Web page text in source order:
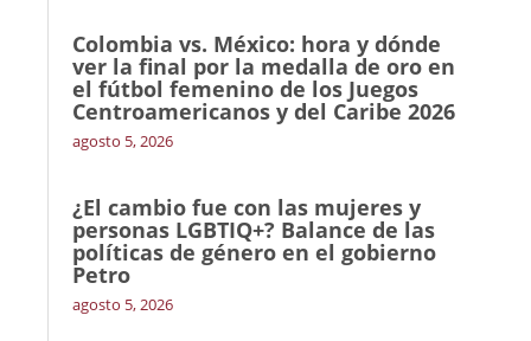
Colombia vs. México: hora y dónde
ver la final por la medalla de oro en
el fútbol femenino de los Juegos
Centroamericanos y del Caribe 2026
agosto 5, 2026
¿El cambio fue con las mujeres y
personas LGBTIQ+? Balance de las
políticas de género en el gobierno
Petro
agosto 5, 2026